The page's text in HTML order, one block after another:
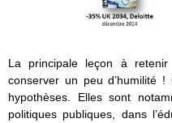
La principale leçon à
conserver un peu d’humilité
hypothèses. Elles sont
politiques publiques, dans